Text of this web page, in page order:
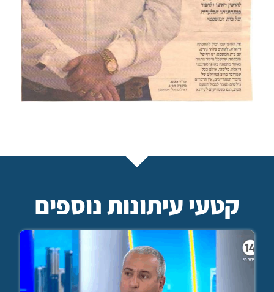
קטעי עיתונות נוספים